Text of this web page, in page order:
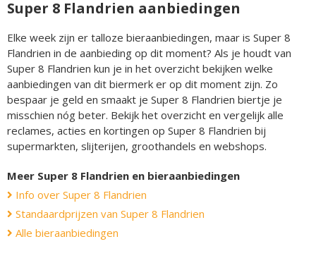
Super 8 Flandrien aanbiedingen
Elke week zijn er talloze bieraanbiedingen, maar is Super 8
Flandrien in de aanbieding op dit moment? Als je houdt van
Super 8 Flandrien kun je in het overzicht bekijken welke
aanbiedingen van dit biermerk er op dit moment zijn. Zo
bespaar je geld en smaakt je Super 8 Flandrien biertje je
misschien nóg beter. Bekijk het overzicht en vergelijk alle
reclames, acties en kortingen op Super 8 Flandrien bij
supermarkten, slijterijen, groothandels en webshops.
Meer Super 8 Flandrien en bieraanbiedingen
Info over Super 8 Flandrien
Standaardprijzen van Super 8 Flandrien
Alle bieraanbiedingen